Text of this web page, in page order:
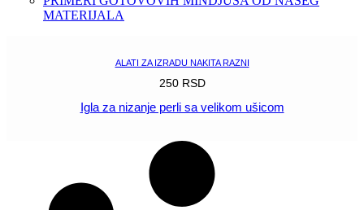
MATERIJALA
ALATI ZA IZRADU NAKITA RAZNI
250 RSD
Igla za nizanje perli sa velikom ušicom